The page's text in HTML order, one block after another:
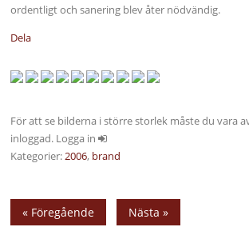
ordentligt och sanering blev åter nödvändig.
Dela
För att se bilderna i större storlek måste du vara
inloggad. Logga in
Kategorier:2006, brand
« Föregående Nästa »